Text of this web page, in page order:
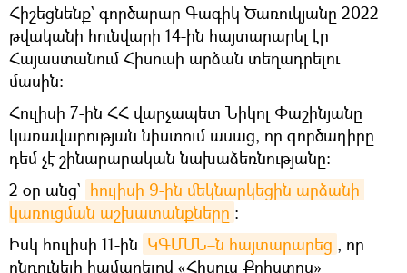
Հիշեցնենք` գործարար Գագիկ Ծառուկյանը 2022
թվականի հունվարի 14-ին հայտարարել էր
Հայաստանում Հիսուսի արձան տեղադրելու
մասին։
Հուլիսի 7-ին ՀՀ վարչապետ Նիկոլ Փաշինյանը
կառավարության նիստում ասաց, որ գործադիրը
դեմ չէ շինարարական նախաձեռնությանը:
2 օր անց` հուլիսի 9-ին մեկնարկեցին արձանի
կառուցման աշխատանքները ։
Իսկ հուլիսի 11-ին ԿԳՄՍՆ–ն հայտարարեց , որ
ընդունելի համարելով «Հիսուս Քրիստոս»